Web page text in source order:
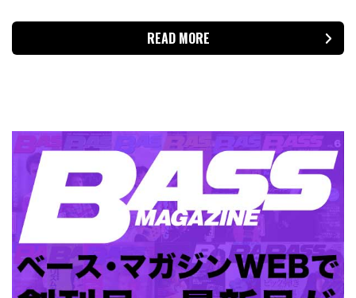
READ MORE